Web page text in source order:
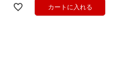
カートに入れる